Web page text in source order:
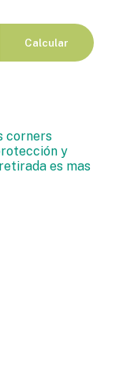
Calcular
corners
y
es mas